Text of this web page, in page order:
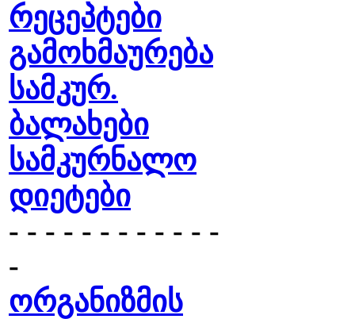
რეცეპტები
გამოხმაურება
სამკურ.
ბალახები
სამკურნალო
დიეტები
- - - - - - - - - - - -
-
ორგანიზმის